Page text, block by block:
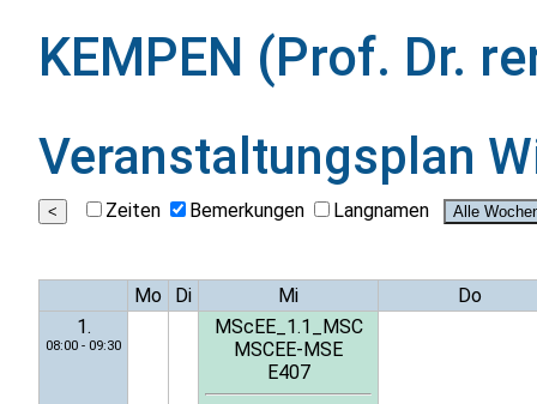
KEMPEN (Prof. Dr.
Veranstaltungsplan
Zeiten Bemerkungen Langnamen
Mo Di Mi
Do
1.
08:00 - 09:30
MScEE_1.1_MSC
MSCEE-MSE
E407